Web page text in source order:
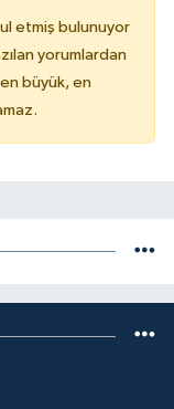
etmiş bulunuyor
yorumlardan
büyük, en